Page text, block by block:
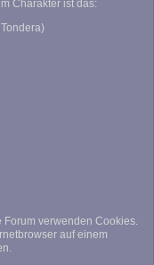
Charakter ist das:
verwenden Cookies.
auf einem